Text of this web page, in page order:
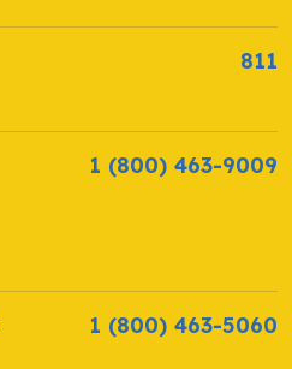
811
1 (800) 463-9009
1 (800) 463-5060